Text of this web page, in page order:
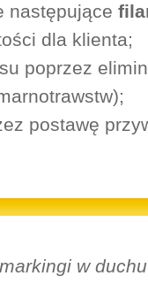
następujące
dla klienta;
poprzez
postawę
w